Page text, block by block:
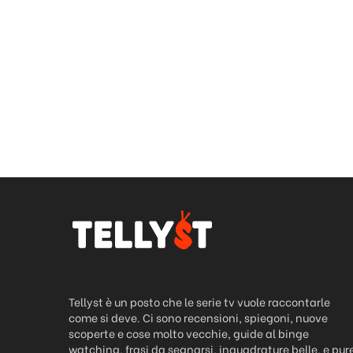
Tellyst è un posto che le serie tv vuole raccontarle
come si deve. Ci sono recensioni, spiegoni, nuove
scoperte e cose molto vecchie, guide al binge
watching, frasi da segnarsi, inquadrature belle, e